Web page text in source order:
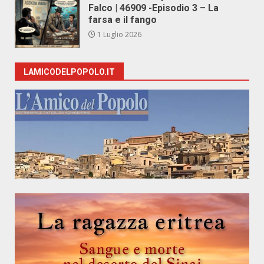
Falco | 46909 -Episodio 3 – La
farsa e il fango
1 Luglio 2026
LAMICODELPOPOLO.IT